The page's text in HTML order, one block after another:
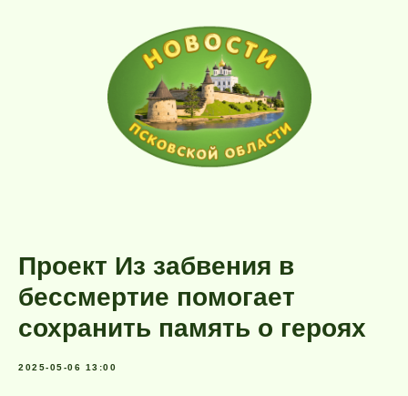
Проект Из забвения в
бессмертие помогает
сохранить память о героях
2025-05-06 13:00